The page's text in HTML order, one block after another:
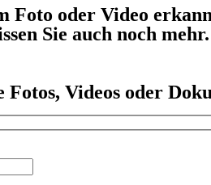
Foto oder Video
Sie auch noch
Fotos, Videos oder